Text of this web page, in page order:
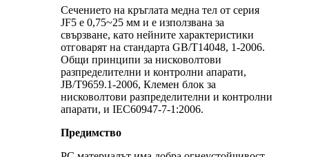
Сечението на кръглата медна тел от серия
JF5 е 0,75~25 мм и е използвана за
свързване, като нейните характеристики
отговарят на стандарта GB/T14048, 1-2006.
Общи принципи за нисковолтови
разпределителни и контролни апарати,
JB/T9659.1-2006, Клемен блок за
нисковолтови разпределителни и контролни
апарати, и IEC60947-7-1:2006.
Предимство